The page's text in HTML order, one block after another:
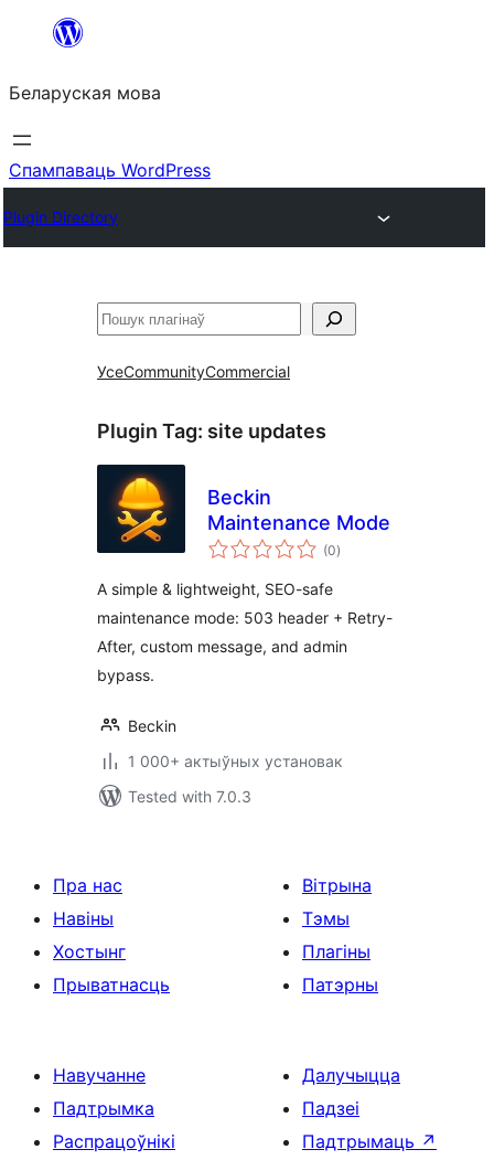
Перайсці
змесціва
Беларуская мова
Спампаваць WordPress
Plugin Directory
Пошук
УсеCommunityCommercial
Plugin Tag: site updates
Beckin
Maintenance Mode
(0total
ratings
)
A simple & lightweight, SEO-safe
maintenance mode: 503 header + Retry-
After, custom message, and admin
bypass.
Beckin
1 000+ актыўных установак
Tested with 7.0.3
Пра нас
Навіны
Хостынг
Прыватнасць
Вітрына
Тэмы
Плагіны
Патэрны
Навучанне
Падтрымка
Распрацоўнікі
Далучыцца
Падзеі
Падтрымаць ↗